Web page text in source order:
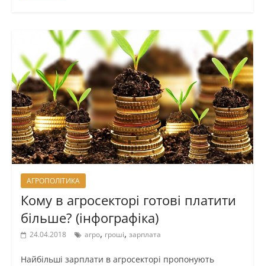
АГРОПОЛІТИКА
Кому в агросекторі готові платити
більше? (інфографіка)
24.04.2018 агро, гроші, зарплата
Найбільші зарплати в агросекторі пропонують